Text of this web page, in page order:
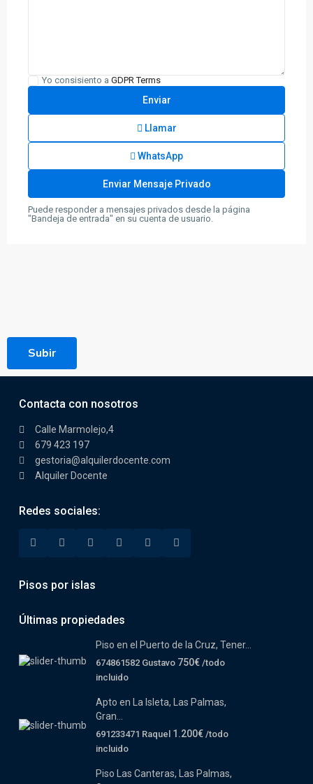
Yo consisiento a GDPR Terms
Llamar
WhatsApp
Puede responder a mensajes privados desde la página
"Bandeja de entrada" en su cuenta de usuario.
Subir
Contacta con nosotros
Calle Marmolejo,4
679 423 197
gestoria@alquilerdocente.com
Alquiler Docente
Redes sociales:
Pisos por islas
Últimas propiedades
Piso en el Puerto de la Cruz, Tener...
674861582 Gustavo 750€ /todo
incluido
Apto en La Isleta, Las Palmas,
Gran...
691233471 Raquel 1.200€ /todo
incluido
Piso Las Canteras, Las Palmas,